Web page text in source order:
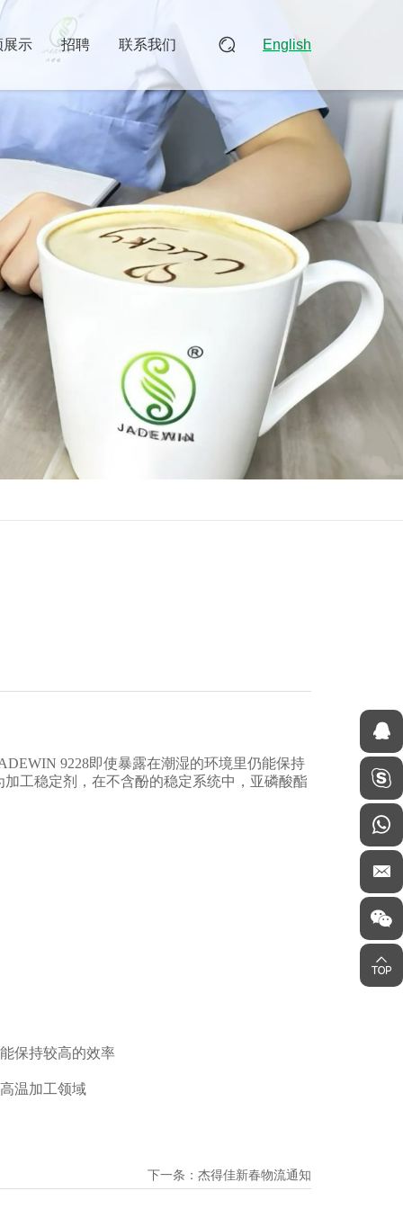
English
展示 招聘 联系我们
9228即使暴露在潮湿的环境里仍能保持
工稳定剂，在不含酚的稳定系统中，亚磷酸酯
保持较高的效率
温加工领域
下一条： 杰得佳新春物流通知